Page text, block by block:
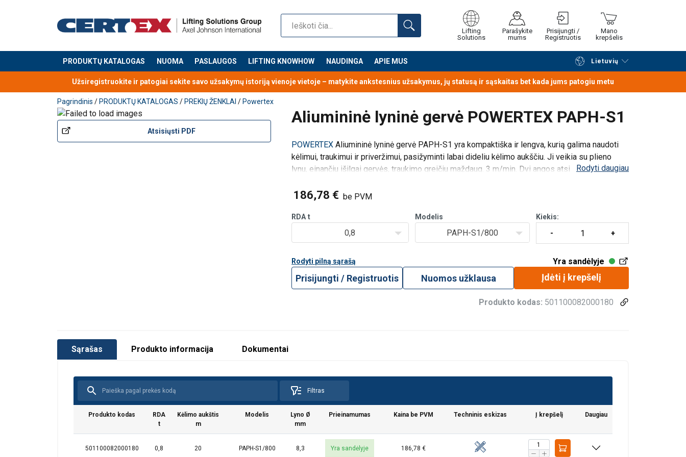
Lifting
Solutions
Parašykite
mums
Prisijungti /
Registruotis
Mano
krepšelis
PRODUKTŲ KATALOGAS NUOMA PASLAUGOS LIFTING KNOWHOW NAUDINGA APIE MUS Lietuvių
Produktas buvo pridėtas prie jūsų užklausos Tęsti naršymą Tęsti pirkimą
Užsiregistruokite ir patogiai sekite savo užsakymų istoriją vienoje vietoje – matykite ankstesnius užsakymus, jų statusą ir sąskaitas bet kada jums patogiu metu
Pagrindinis / PRODUKTŲ KATALOGAS / PREKIŲ ŽENKLAI / Powertex
Aliumininė lyninė gervė POWERTEX PAPH-S1
Atsisiųsti PDF
POWERTEX Aliumininė lyninė gervė PAPH-S1 yra kompaktiška ir lengva, kurią galima naudoti
kėlimui, traukimui ir priveržimui, pasižyminti labai dideliu kėlimo aukščiu. Ji veikia su plieno
lynu, einančiu išilgai gervės, traukimo greičiu maždaug. 3 m/min. Dvi angos atsidaro paeiliui, to
Rodyti daugiau
186,78 € be PVM
RDA t
0,8
Modelis
PAPH-S1/800
Kiekis:
Rodyti pilną sąrašą Yra sandėlyje
Prisijungti / Registruotis Nuomos užklausa Įdėti į krepšelį
Produkto kodas: 501100082000180
Sąrašas Produkto informacija Dokumentai
Filtras
Produkto kodas
RDA
t
Kėlimo aukštis
m
Modelis
Lyno Ø
mm
Prieinamumas Kaina be PVM Techninis eskizas Į krepšelį Daugiau
501100082000180 0,8 20 PAPH-S1/800 8,3 Yra sandėlyje 186,78 €
Žymėjimas:
Temperatūros diapazonas:
Padengimas:
Standartas:
Pastaba:
Atsargos koeficientas:
Vartotojo vadovas
Ši svetainė naudoja slapukus